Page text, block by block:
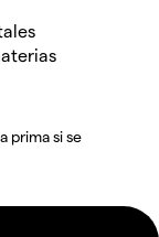
prima si se